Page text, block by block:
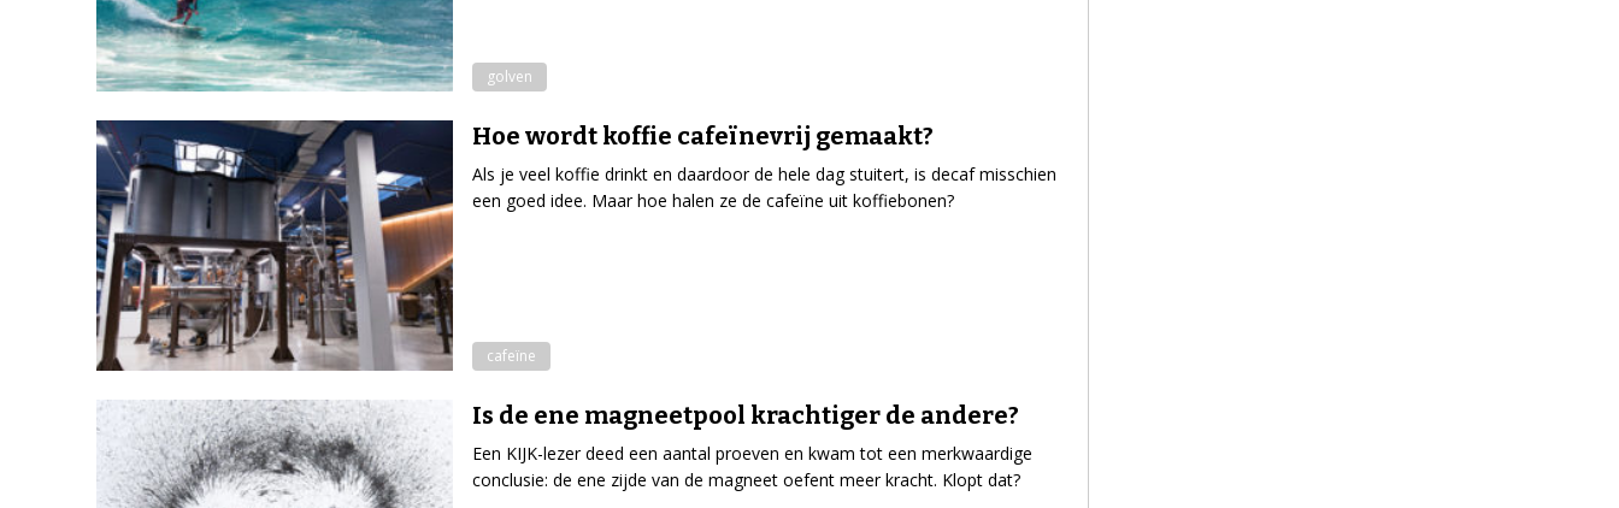
golven
Hoe wordt koffie cafeïnevrij gemaakt?
Als je veel koffie drinkt en daardoor de hele dag stuitert, is decaf misschien
een goed idee. Maar hoe halen ze de cafeïne uit koffiebonen?
cafeïne
Is de ene magneetpool krachtiger de andere?
Een KIJK-lezer deed een aantal proeven en kwam tot een merkwaardige
conclusie: de ene zijde van de magneet oefent meer kracht. Klopt dat?